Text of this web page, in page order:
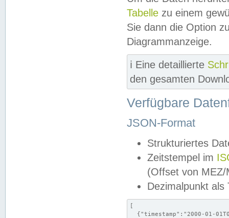
Tabelle zu einem
Sie dann die Option
Diagrammanzeige.
ℹ️ Eine detaillierte
den gesamten
Verfügbare
JSON-Format
Strukturiertes
Zeitstempel im
(Offset von MEZ/
Dezimalpunkt als
[
{"timestamp":"2000-01-